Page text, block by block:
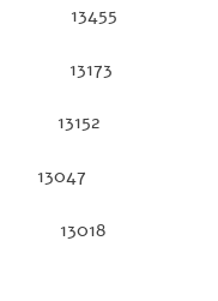
13173
13152
13047
13018